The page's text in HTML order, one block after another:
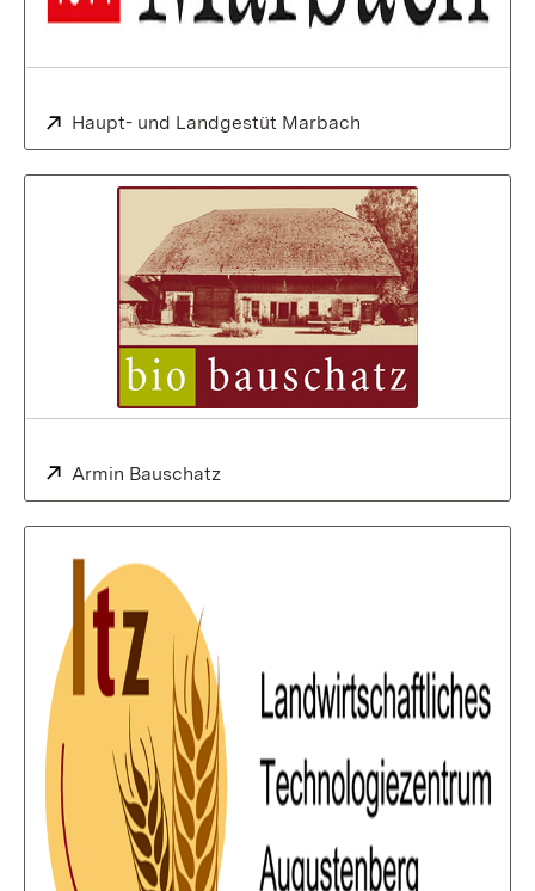
Extern:
Haupt- und Landgestüt Marbach
Extern:
Armin Bauschatz